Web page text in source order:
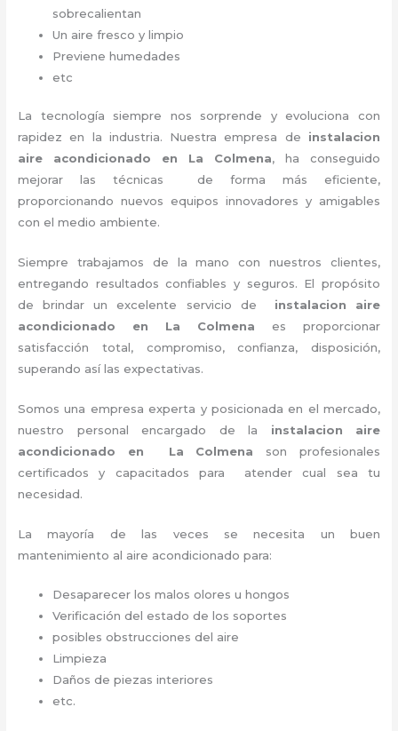
sobrecalientan
Un aire fresco y limpio
Previene humedades
etc
La tecnología siempre nos sorprende y evoluciona con
rapidez en la industria. Nuestra empresa de instalacion
aire acondicionado en La Colmena, ha conseguido
mejorar las técnicas de forma más eficiente,
proporcionando nuevos equipos innovadores y amigables
con el medio ambiente.
Siempre trabajamos de la mano con nuestros clientes,
entregando resultados confiables y seguros. El propósito
de brindar un excelente servicio de instalacion aire
acondicionado en La Colmena
es proporcionar
satisfacción total, compromiso, confianza, disposición,
superando así las expectativas.
Somos una empresa experta y posicionada en el mercado,
nuestro personal encargado de la instalacion aire
acondicionado en La Colmena
son profesionales
certificados y capacitados para atender cual sea tu
necesidad.
La mayoría de las veces se necesita un buen
mantenimiento al aire acondicionado para:
Desaparecer los malos olores u hongos
Verificación del estado de los soportes
posibles obstrucciones del aire
Limpieza
Daños de piezas interiores
etc.